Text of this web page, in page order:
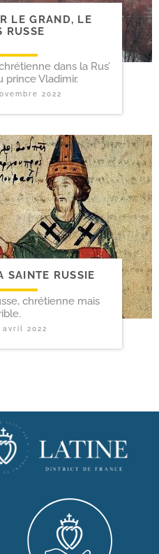
LE GRAND, LE
RUSSE
dans la Rus’
prince Vladimir.
2022
SAINTE RUSSIE
chrétienne mais
avril 2022